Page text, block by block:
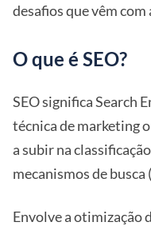
desafios que vêm
O que é SEO?
SEO significa Search
técnica de marketing
a subir na
mecanismos de busca
Envolve a otimização